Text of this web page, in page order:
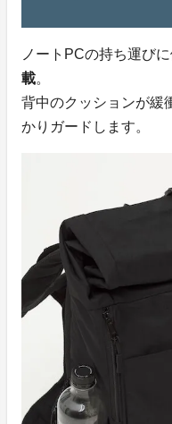
ノートPCの持ち運び
載。
背中のクッションが緩
かりガードします。